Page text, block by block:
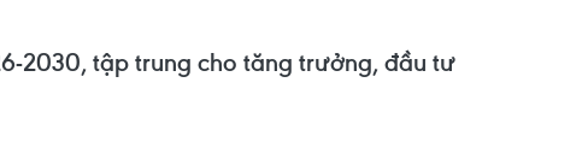
2030, tập trung cho tăng trưởng, đầu tư